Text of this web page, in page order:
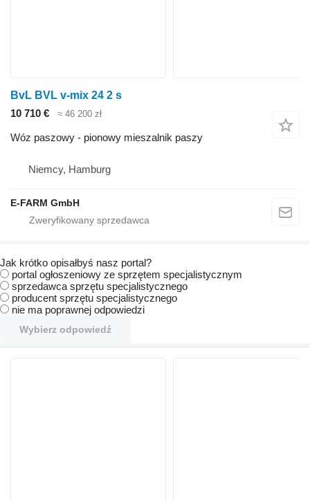
BvL BVL v-mix 24 2 s
10 710 €
≈ 46 200 zł
Wóz paszowy - pionowy mieszalnik paszy
Niemcy, Hamburg
E-FARM GmbH
Jak krótko opisałbyś nasz portal?
portal ogłoszeniowy ze sprzętem specjalistycznym
sprzedawca sprzętu specjalistycznego
producent sprzętu specjalistycznego
nie ma poprawnej odpowiedzi
Wybierz odpowiedź